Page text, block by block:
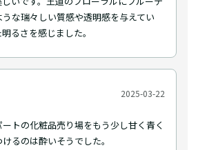
な瑞々しい質感や透明感を与えてい
るさを感じました。
2025-03-22
トの化粧品売り場をもう少し甘く青く
るのは酔いそうでした。